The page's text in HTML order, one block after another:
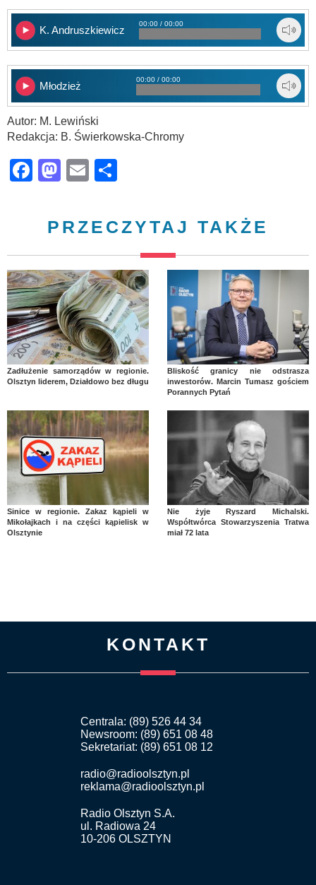
K. Andruszkiewicz
00:00 / 00:00
Młodzież
00:00 / 00:00
Autor: M. Lewiński
Redakcja: B. Świerkowska-Chromy
Facebook
Mastodon
Email
PRZECZYTAJ TAKŻE
Zadłużenie samorządów w regionie.
Olsztyn liderem, Działdowo bez długu
Bliskość granicy nie odstrasza
inwestorów. Marcin Tumasz gościem
Porannych Pytań
Sinice w regionie. Zakaz kąpieli w
Mikołajkach i na części kąpielisk w
Olsztynie
Nie żyje Ryszard Michalski.
Współtwórca Stowarzyszenia Tratwa
miał 72 lata
KONTAKT
Centrala: (89) 526 44 34
Newsroom: (89) 651 08 48
Sekretariat: (89) 651 08 12
radio@radioolsztyn.pl
reklama@radioolsztyn.pl
Radio Olsztyn S.A.
ul. Radiowa 24
10-206 OLSZTYN